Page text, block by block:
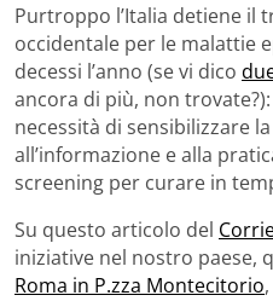
Purtroppo l’Italia detiene il
occidentale per le malattie
decessi l’anno (se vi dico
ancora di più, non
necessità di sensibilizzare
all’informazione e alla
screening per curare in
Su questo articolo del
iniziative nel nostro paese,
Roma in P.zza Montecitorio